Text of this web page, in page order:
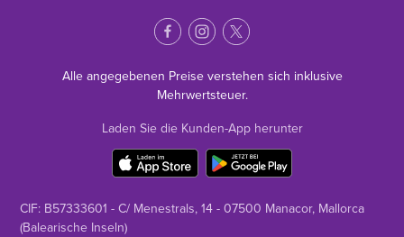
Alle angegebenen Preise verstehen sich inklusive
Mehrwertsteuer.
Laden Sie die Kunden-App herunter
CIF: B57333601 - C/ Menestrals, 14 - 07500 Manacor, Mallorca
(Balearische Inseln)